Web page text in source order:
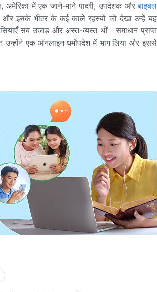
में एक जाने-माने पादरी, उपदेशक औरबाइबल
और इसके भीतर के कई काले रहस्यों को देखा उन्हें यह
सब उजाड़ और अस्त-व्यस्त थीं। समाधान प्राप्त
एक ऑनलाइन धर्मोपदेश में भाग लिया और इससे